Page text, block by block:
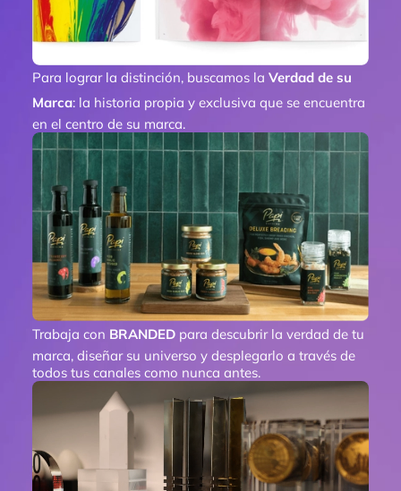
Para lograr la distinción, buscamos la Verdad de su
Marca: la historia propia y exclusiva que se encuentra
en el centro de su marca.
Trabaja con BRANDED para descubrir la verdad de tu
marca, diseñar su universo y desplegarlo a través de
todos tus canales como nunca antes.